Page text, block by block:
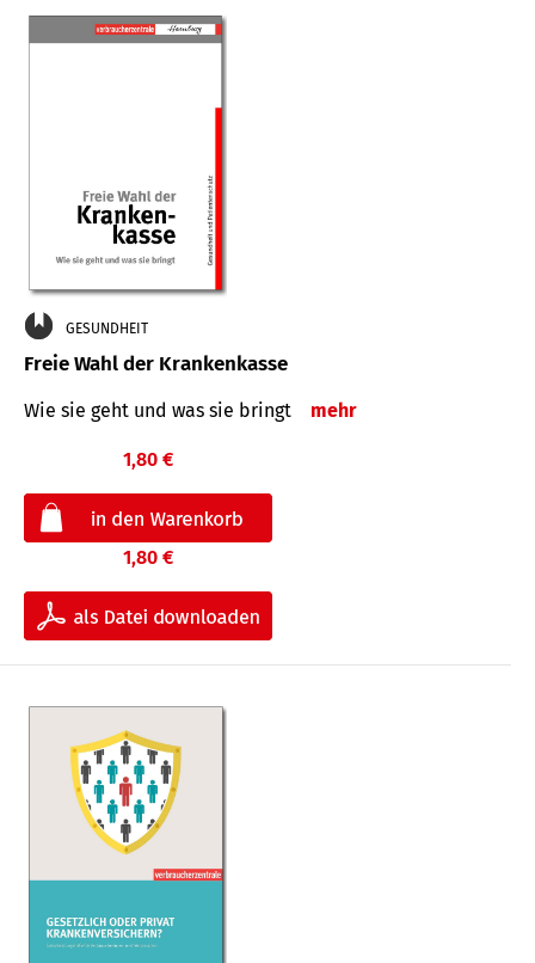
GESUNDHEIT
Freie Wahl der Krankenkasse
Wie sie geht und was sie bringt mehr
1,80 €
1,80 €